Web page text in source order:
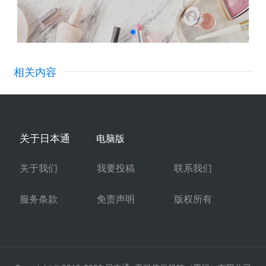
相关内容
电脑版
关于日本通
关于我们 我要投稿 联系我们
服务条款 免责声明 版权所有